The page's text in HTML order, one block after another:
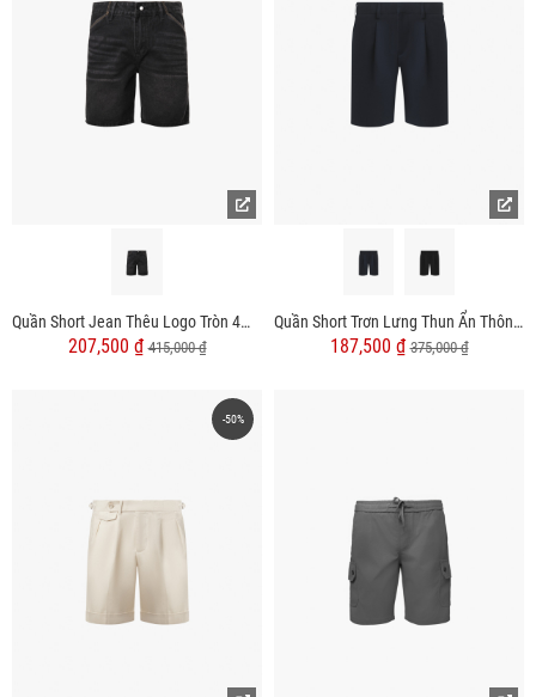
Quần Short Jean Thêu Logo Tròn 4M Premium Form Straight QS075
207,500 ₫415,000 ₫
Quần Short Trơn Lưng Thun Ẩn Thông Minh Form Regular QS057
187,500 ₫375,000 ₫
-50%